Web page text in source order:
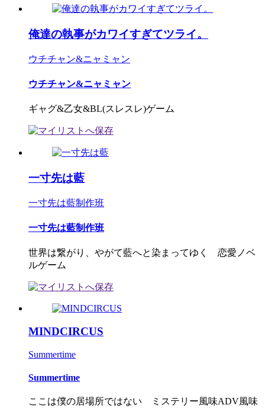
俺達の執事がカワイすぎてツライ。
ウチチャン&ニャミャン
ウチチャン&ニャミャン
ギャグ&乙女&BL(スレスレ)ゲーム
一寸先は藍
一寸先は藍制作班
一寸先は藍制作班
世界は繋がり、やがて藍へと染まってゆく 恋愛ノベ
ルゲーム
MINDCIRCUS
Summertime
Summertime
ここは僕の居場所ではない ミステリー風味ADV風味